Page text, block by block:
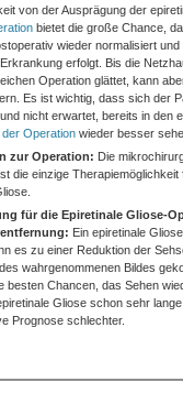
von der Ausprägung der
bietet die große Chance,
wieder normalisiert und
erfolgt. Bis die
Operation glättet, kann
Es ist wichtig, dass sich der
nicht erwartet, bereits in den
Operationwieder besser
zur Operation: Die
die einzige Therapiemöglichkeit
für die Epiretinale Gliose-
Ein epiretinale
es zu einer Reduktion der
wahrgenommenen Bildes
besten Chancen, das Sehen
Gliose schon sehr
Prognose schlechter.